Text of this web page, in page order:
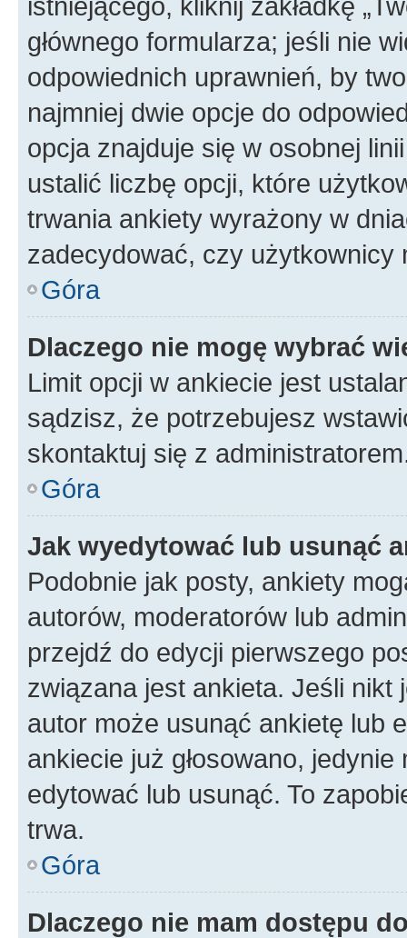
głównego formularza; jeśli nie
odpowiednich uprawnień, by
najmniej dwie opcje do
opcja znajduje się w osobnej
ustalić liczbę opcji, które
trwania ankiety wyrażony w
zadecydować, czy użytkownicy
Góra
Dlaczego nie mogę wybrać
Limit opcji w ankiecie jest
sądzisz, że potrzebujesz
skontaktuj się z
Góra
Jak wyedytować lub usunąć
Podobnie jak posty, ankiety
autorów, moderatorów lub
przejdź do edycji pierwszego
związana jest ankieta. Jeśli nikt
autor może usunąć ankietę lub
ankiecie już głosowano,
edytować lub usunąć. To
trwa.
Góra
Dlaczego nie mam dostępu